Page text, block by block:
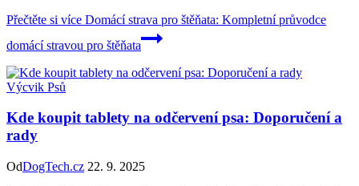
Přečtěte si více Domácí strava pro štěňata: Kompletní průvodce
domácí stravou pro štěňata
Výcvik Psů
Kde koupit tablety na odčervení psa: Doporučení a
rady
OdDogTech.cz 22. 9. 2025